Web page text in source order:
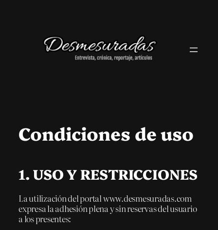
Condiciones de uso
1. USO Y RESTRICCIONES
La utilización del portal www.desmesuradas.com
expresa la adhesión plena y sin reservas del usuario
a los presentes: